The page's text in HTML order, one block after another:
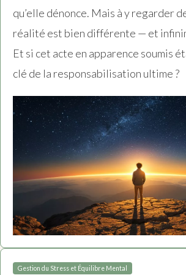
qu’elle dénonce. Mais à y regarder
réalité est bien différente — et
Et si cet acte en apparence soumis
clé de la responsabilisation ultime ?
Gestion du Stress et Équilibre Mental